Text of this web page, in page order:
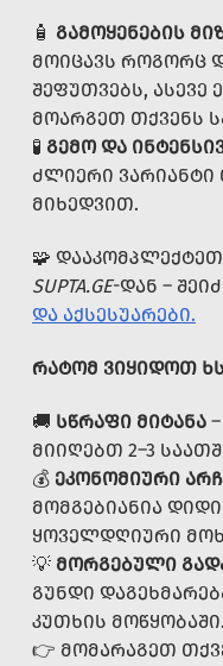
🧴 ᲒᲐᲛᲝᲧᲔᲜᲔᲑᲘᲡ
ᲛᲝᲘᲪᲐᲕᲡ ᲠᲝᲒᲝᲠᲪ
ᲨᲔᲤᲣᲗᲕᲔᲑᲡ, ᲐᲡᲔᲕᲔ
ᲛᲝᲐᲠᲒᲔᲗ ᲗᲥᲕᲔᲜᲡ
🧪 ᲒᲔᲛᲝ ᲓᲐ
ᲫᲚᲘᲔᲠᲘ ᲕᲐᲠᲘᲐᲜᲢᲘ
ᲛᲘᲮᲔᲓᲕᲘᲗ.
🧩
SUPTA.GE-ᲓᲐᲜ –
ᲓᲐ ᲐᲥᲡᲔᲡᲣᲐᲠᲔᲑᲘ.
ᲠᲐᲢᲝᲛ ᲕᲘᲧᲘᲓᲝᲗ
🚚 ᲡᲬᲠᲐᲤᲘ ᲛᲘᲢᲐᲜᲐ
ᲛᲘᲘᲦᲔᲑᲗ 2–3
💰 ᲔᲙᲝᲜᲝᲛᲘᲣᲠᲘ
ᲛᲝᲛᲒᲔᲑᲘᲐᲜᲘᲐ
ᲧᲝᲕᲔᲚᲓᲦᲘᲣᲠᲘ
💡 ᲛᲝᲠᲒᲔᲑᲣᲚᲘ
ᲒᲣᲜᲓᲘ
ᲙᲣᲗᲮᲘᲡ ᲛᲝᲬᲧᲝᲑᲐᲨᲘ.
👉 ᲛᲝᲛᲐᲠᲐᲒᲔᲗ